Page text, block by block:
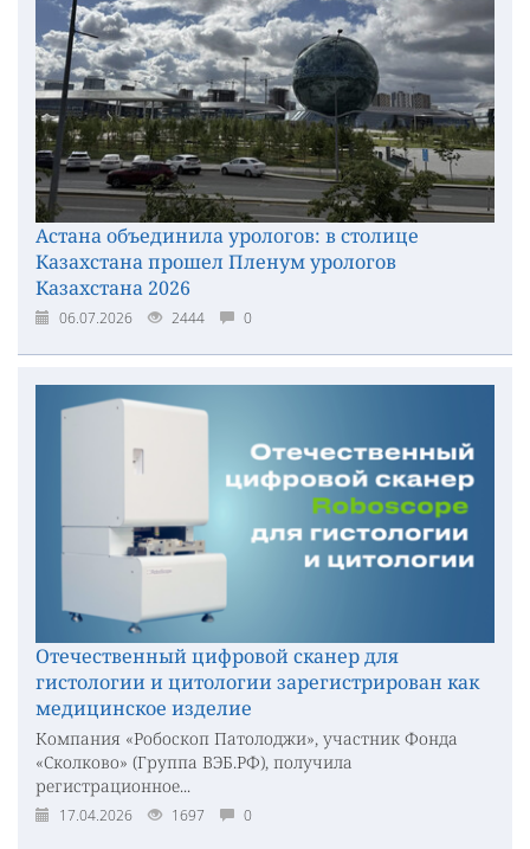
Астана объединила урологов: в столице
Казахстана прошел Пленум урологов
Казахстана 2026
06.07.2026 2444 0
Отечественный цифровой сканер для
гистологии и цитологии зарегистрирован как
медицинское изделие
Компания «Робоскоп Патолоджи», участник Фонда
«Сколково» (Группа ВЭБ.РФ), получила
регистрационное...
17.04.2026 1697 0